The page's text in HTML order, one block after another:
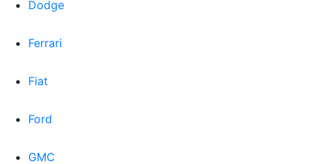
Dodge
Ferrari
Fiat
Ford
GMC